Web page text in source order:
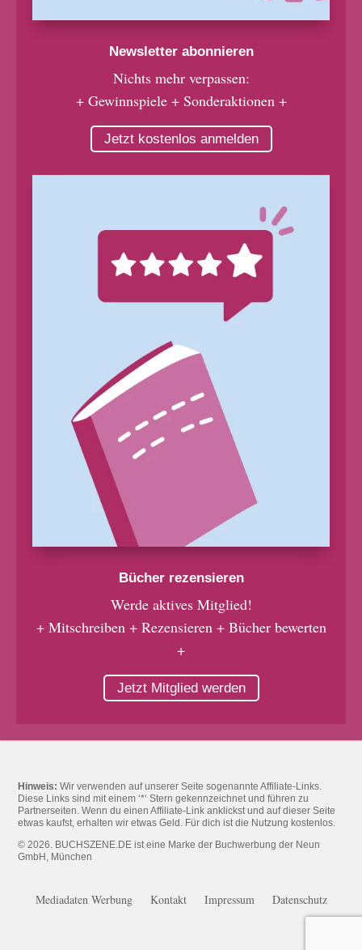
Newsletter abonnieren
Nichts mehr verpassen:
+ Gewinnspiele + Sonderaktionen +
Jetzt kostenlos anmelden
Bücher rezensieren
Werde aktives Mitglied!
+ Mitschreiben + Rezensieren + Bücher bewerten
+
Jetzt Mitglied werden
Hinweis: Wir verwenden auf unserer Seite sogenannte Affiliate-Links.
Diese Links sind mit einem ‘*‘ Stern gekennzeichnet und führen zu
Partnerseiten. Wenn du einen Affiliate-Link anklickst und auf dieser Seite
etwas kaufst, erhalten wir etwas Geld. Für dich ist die Nutzung kostenlos.
© 2026. BUCHSZENE.DE ist eine Marke der Buchwerbung der Neun
GmbH, München
Mediadaten Werbung Kontakt Impressum Datenschutz